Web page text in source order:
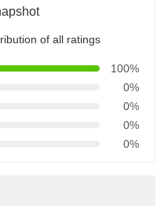
of all ratings
100%
0%
0%
0%
0%